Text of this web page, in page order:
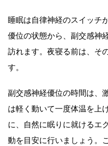
睡眠は自律神経のスイッチ
優位の状態から、副交感神
訪れます。夜寝る前は、そ
す。
副交感神経優位の時間は、
は軽く動いて一度体温を上
に、自然に眠りに就けるエ
動を目安に行いましょう。